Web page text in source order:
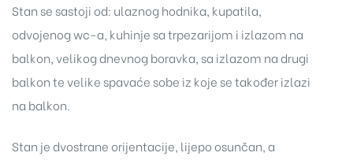
Stan se sastoji od: ulaznog hodnika, kupatila,
odvojenog wc-a, kuhinje sa trpezarijom i izlazom na
balkon, velikog dnevnog boravka, sa izlazom na drugi
balkon te velike spavaće sobe iz koje se također izlazi
na balkon.
Stan je dvostrane orijentacije, lijepo osunčan, a